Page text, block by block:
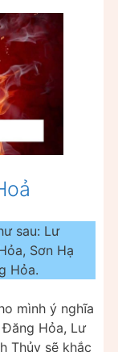
sau: Lư
Sơn Hạ
Hỏa.
mình ý nghĩa
Đăng Hỏa, Lư
Thủy sẽ khắc